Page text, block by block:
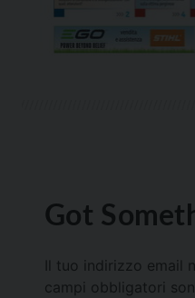
Got
Il tuo indirizzo email
campi obbligatori